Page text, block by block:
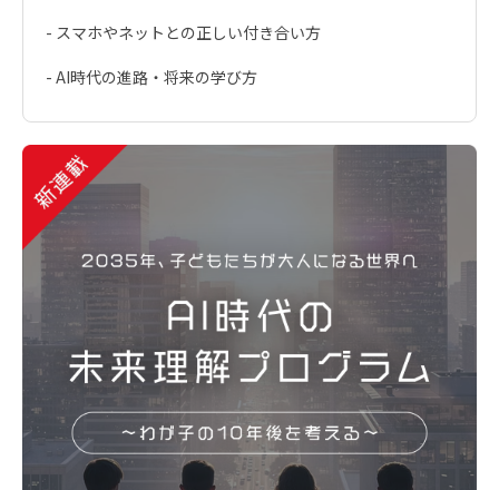
- スマホやネットとの正しい付き合い方
- AI時代の進路・将来の学び方